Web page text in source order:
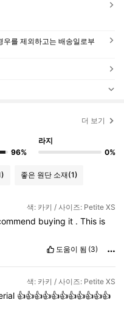
우를 제외하고는 배송일로부
더 보기
96%
라지
0%
좋은 원단 소재(1)
색: 카키 / 사이즈: Petite XS
buying it . This is
도움이 됨 (3)
색: 카키 / 사이즈: Petite XS
👍👍👍👍👍👍👍👍👍👍👍